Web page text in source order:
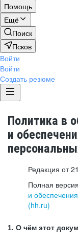
Помощь
Ещё
Поиск
Псков
Войти
Войти
Создать резюме
Политика в
и
Редакция от
Полная версия
и
(hh.ru)
1. О чём этот